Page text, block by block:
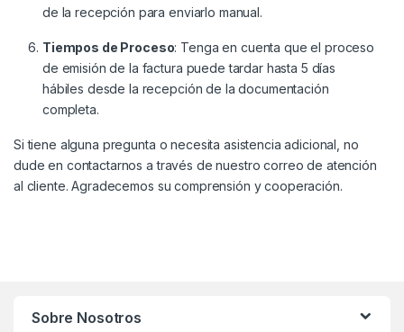
de la recepción para enviarlo manual.
Tiempos de Proceso: Tenga en cuenta que el proceso
de emisión de la factura puede tardar hasta 5 días
hábiles desde la recepción de la documentación
completa.
Si tiene alguna pregunta o necesita asistencia adicional, no
dude en contactarnos a través de nuestro correo de atención
al cliente. Agradecemos su comprensión y cooperación.
Sobre Nosotros